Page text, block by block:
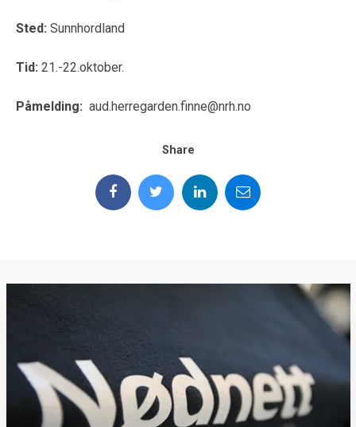
Sted: Sunnhordland
Tid: 21.-22.oktober.
Påmelding: aud.herregarden.finne@nrh.no
Share